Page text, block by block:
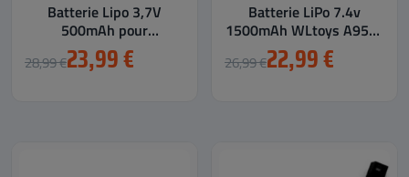
Batterie Lipo 3,7V
500mAh pour
Hélicoptère RC SYMA
28,99 €23,99 €
Batterie LiPo 7.4v
1500mAh WLtoys A959-
B, A969-B, A979-B et...
26,99 €22,99 €